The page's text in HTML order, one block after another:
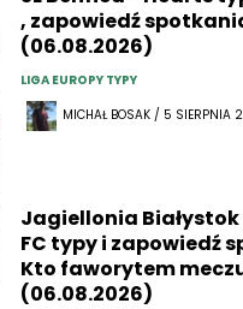
, zapowiedź
(06.08.2026)
LIGA EUROPY TYPY
MICHAŁ BOSAK / 5 SIERPNIA
Jagiellonia
FC typy i zapowiedź
Kto faworytem
(06.08.2026)